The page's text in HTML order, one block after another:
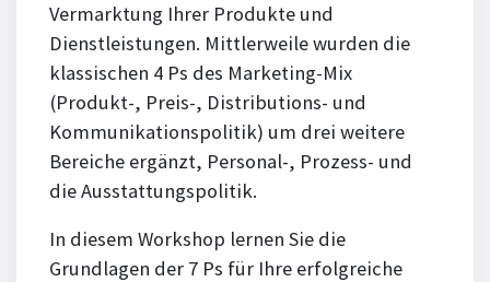
Vermarktung Ihrer Produkte und
Dienstleistungen. Mittlerweile wurden die
klassischen 4 Ps des Marketing-Mix
(Produkt-, Preis-, Distributions- und
Kommunikationspolitik) um drei weitere
Bereiche ergänzt, Personal-, Prozess- und
die Ausstattungspolitik.
In diesem Workshop lernen Sie die
Grundlagen der 7 Ps für Ihre erfolgreiche